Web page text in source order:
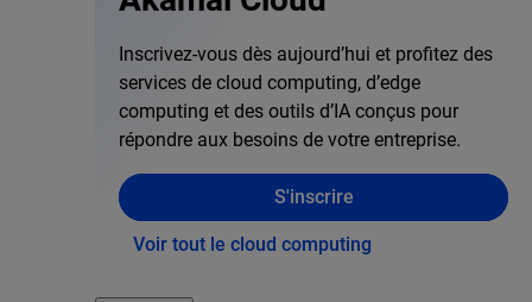
Inscrivez-vous dès aujourd’hui et profitez des
services de cloud computing, d’edge
computing et des outils d’IA conçus pour
répondre aux besoins de votre entreprise.
S'inscrire
Voir tout le cloud computing